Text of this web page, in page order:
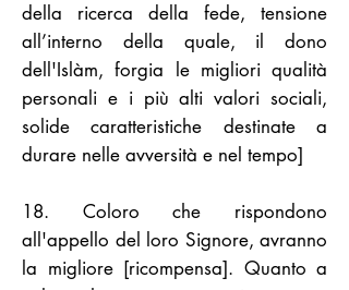
della ricerca della fede, tensione
all’interno della quale, il dono
dell'Islàm, forgia le migliori qualità
personali e i più alti valori sociali,
solide caratteristiche destinate a
durare nelle avversità e nel tempo]
18. Coloro che rispondono
all'appello del loro Signore, avranno
la migliore [ricompensa]. Quanto a